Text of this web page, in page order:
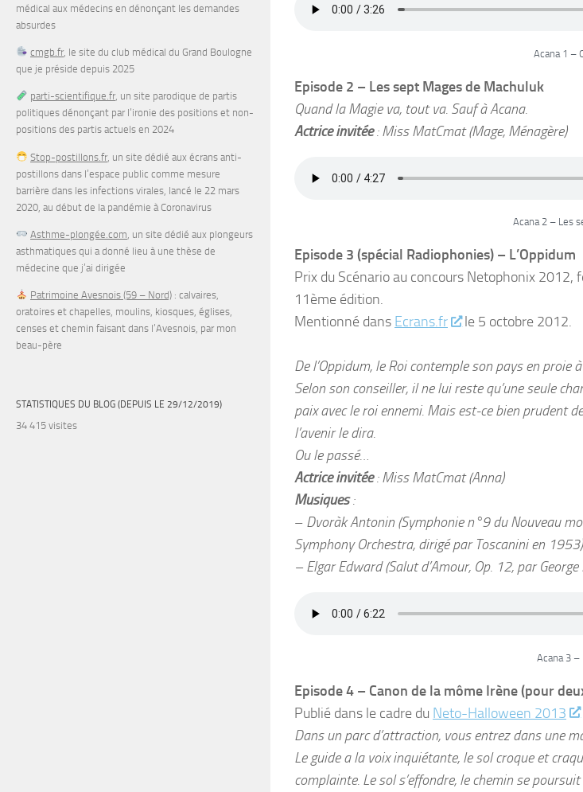
Acana 1 –
Episode 2 – Les sept Mages de Machuluk
Quand la Magie va, tout va. Sauf à Acana.
Actrice invitée: Miss MatCmat (Mage, Ménagère)
Acana 2 – Les
Episode 3 (spécial Radiophonies) – L’Oppidum
Prix du Scénario au concours Netophonix
11ème édition.
Mentionné dans Ecrans.fr le 5 octobre 2012.
De l’Oppidum, le Roi contemple son pays en proie
Selon son conseiller, il ne lui reste qu’une seule
paix avec le roi ennemi. Mais est-ce bien prudent
l’avenir le dira.
Ou le passé…
Actrice invitée: Miss MatCmat (Anna)
Musiques:
– Dvoràk Antonin (Symphonie n°9 du Nouveau
Symphony Orchestra, dirigé par Toscanini en
– Elgar Edward (Salut d’Amour, Op. 12, par
Acana 3 –
Episode 4 – Canon de la môme Irène (pour
Publié dans le cadre du Neto-Halloween 2013
Dans un parc d’attraction, vous entrez dans une
Le guide a la voix inquiétante, le sol croque et
complainte. Le sol s’effondre, le chemin se
médical aux médecins en dénonçant les demandes
absurdes
cmgb.fr, le site du club médical du Grand Boulogne
que je préside depuis 2025
parti-scientifique.fr, un site parodique de partis
politiques dénonçant par l’ironie des positions et non-
positions des partis actuels en 2024
Stop-postillons.fr , un site dédié aux écrans anti-
postillons dans l’espace public comme mesure
barrière dans les infections virales, lancé le 22 mars
2020, au début de la pandémie à Coronavirus
Asthme-plongée.com , un site dédié aux plongeurs
asthmatiques qui a donné lieu à une thèse de
médecine que j’ai dirigée
Patrimoine Avesnois (59 – Nord) : calvaires,
oratoires et chapelles, moulins, kiosques, églises,
censes et chemin faisant dans l’Avesnois, par mon
beau-père
STATISTIQUES DU BLOG (DEPUIS LE 29/12/2019)
34 415 visites